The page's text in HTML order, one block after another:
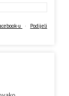
u · Podijeli